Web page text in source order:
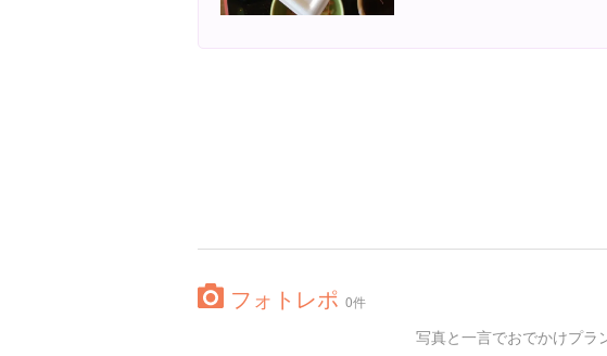
フォトレポ 0件
写真と一言でおでかけプラ